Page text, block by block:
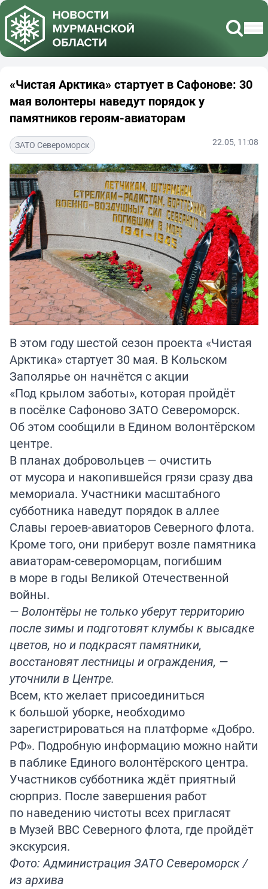
«Чистая Арктика» стартует в Сафонове: 30
мая волонтеры наведут порядок у
памятников героям-авиаторам
ЗАТО Североморск 22.05, 11:08
В этом году шестой сезон проекта «Чистая
Арктика» стартует 30 мая. В Кольском
Заполярье он начнётся с акции
«Под крылом заботы», которая пройдёт
в посёлке Сафоново ЗАТО Североморск.
Об этом сообщили в Едином волонтёрском
центре.
В планах добровольцев — очистить
от мусора и накопившейся грязи сразу два
мемориала. Участники масштабного
субботника наведут порядок в аллее
Славы героев-авиаторов Северного флота.
Кроме того, они приберут возле памятника
авиаторам-североморцам, погибшим
в море в годы Великой Отечественной
войны.
— Волонтёры не только уберут территорию
после зимы и подготовят клумбы к высадке
цветов, но и подкрасят памятники,
восстановят лестницы и ограждения, —
уточнили в Центре.
Всем, кто желает присоединиться
к большой уборке, необходимо
зарегистрироваться на платформе «Добро.
РФ». Подробную информацию можно найти
в паблике Единого волонтёрского центра.
Участников субботника ждёт приятный
сюрприз. После завершения работ
по наведению чистоты всех пригласят
в Музей ВВС Северного флота, где пройдёт
экскурсия.
Фото: Администрация ЗАТО Североморск /
из архива